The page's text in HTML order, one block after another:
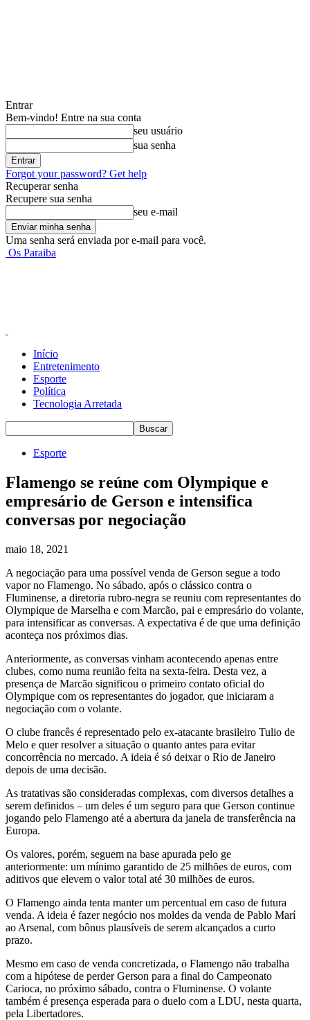
Entrar
Bem-vindo! Entre na sua conta
seu usuário
sua senha
Forgot your password? Get help
Recuperar senha
Recupere sua senha
seu e-mail
Uma senha será enviada por e-mail para você.
Os Paraiba
Início
Entretenimento
Esporte
Política
Tecnologia Arretada
Esporte
Flamengo se reúne com Olympique e
empresário de Gerson e intensifica
conversas por negociação
maio 18, 2021
A negociação para uma possível venda de Gerson segue a todo
vapor no Flamengo. No sábado, após o clássico contra o
Fluminense, a diretoria rubro-negra se reuniu com representantes do
Olympique de Marselha e com Marcão, pai e empresário do volante,
para intensificar as conversas. A expectativa é de que uma definição
aconteça nos próximos dias.
Anteriormente, as conversas vinham acontecendo apenas entre
clubes, como numa reunião feita na sexta-feira. Desta vez, a
presença de Marcão significou o primeiro contato oficial do
Olympique com os representantes do jogador, que iniciaram a
negociação com o volante.
O clube francês é representado pelo ex-atacante brasileiro Tulio de
Melo e quer resolver a situação o quanto antes para evitar
concorrência no mercado. A ideia é só deixar o Rio de Janeiro
depois de uma decisão.
As tratativas são consideradas complexas, com diversos detalhes a
serem definidos – um deles é um seguro para que Gerson continue
jogando pelo Flamengo até a abertura da janela de transferência na
Europa.
Os valores, porém, seguem na base apurada pelo ge
anteriormente: um mínimo garantido de 25 milhões de euros, com
aditivos que elevem o valor total até 30 milhões de euros.
O Flamengo ainda tenta manter um percentual em caso de futura
venda. A ideia é fazer negócio nos moldes da venda de Pablo Marí
ao Arsenal, com bônus plausíveis de serem alcançados a curto
prazo.
Mesmo em caso de venda concretizada, o Flamengo não trabalha
com a hipótese de perder Gerson para a final do Campeonato
Carioca, no próximo sábado, contra o Fluminense. O volante
também é presença esperada para o duelo com a LDU, nesta quarta,
pela Libertadores.